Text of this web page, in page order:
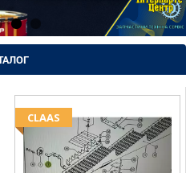
CLAAS